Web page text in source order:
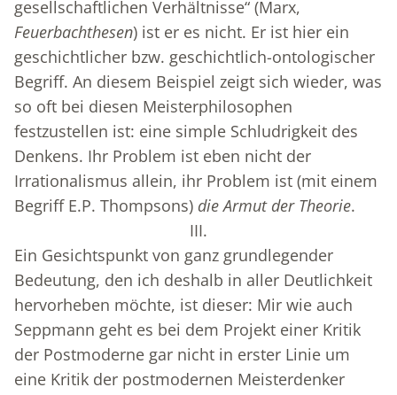
gesellschaftlichen Verhältnisse“ (Marx,
Feuerbachthesen) ist er es nicht. Er ist hier ein
geschichtlicher bzw. geschichtlich-ontologischer
Begriff. An diesem Beispiel zeigt sich wieder, was
so oft bei diesen Meisterphilosophen
festzustellen ist: eine simple Schludrigkeit des
Denkens. Ihr Problem ist eben nicht der
Irrationalismus allein, ihr Problem ist (mit einem
Begriff E.P. Thompsons) die Armut der Theorie.
III.
Ein Gesichtspunkt von ganz grundlegender
Bedeutung, den ich deshalb in aller Deutlichkeit
hervorheben möchte, ist dieser: Mir wie auch
Seppmann geht es bei dem Projekt einer Kritik
der Postmoderne gar nicht in erster Linie um
eine Kritik der postmodernen Meisterdenker